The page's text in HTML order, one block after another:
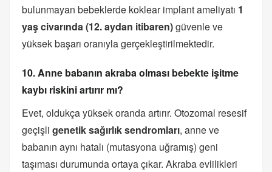
bulunmayan bebeklerde koklear implant ameliyatı 1
yaş civarında (12. aydan itibaren)güvenle ve
yüksek başarı oranıyla gerçekleştirilmektedir.
10. Anne babanın akraba olması bebekte işitme
kaybı riskini artırır mı?
Evet, oldukça yüksek oranda artırır. Otozomal resesif
geçişli genetik sağırlık sendromları, anne ve
babanın aynı hatalı (mutasyona uğramış) geni
taşıması durumunda ortaya çıkar. Akraba evlilikleri